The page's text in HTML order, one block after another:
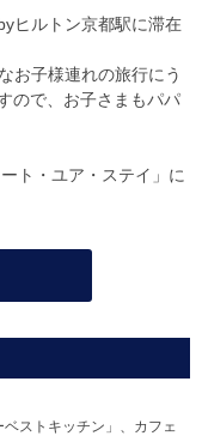
ヒルトン京都駅に滞在
お子様連れの旅行にう
ので、お子さまもパパ
ト・ユア・ステイ」に
ストキッチン」、カフェ